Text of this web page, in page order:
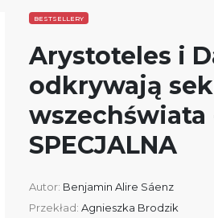
BESTSELLERY
Arystoteles i
odkrywają
wszechświata
SPECJALNA
Autor: Benjamin Alire Sáenz
Przekład: Agnieszka Brodzik